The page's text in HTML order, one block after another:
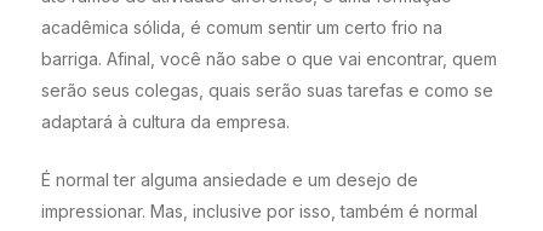
acadêmica sólida, é comum sentir um certo frio na
barriga. Afinal, você não sabe o que vai encontrar, quem
serão seus colegas, quais serão suas tarefas e como se
adaptará à cultura da empresa.
É normal ter alguma ansiedade e um desejo de
impressionar. Mas, inclusive por isso, também é normal